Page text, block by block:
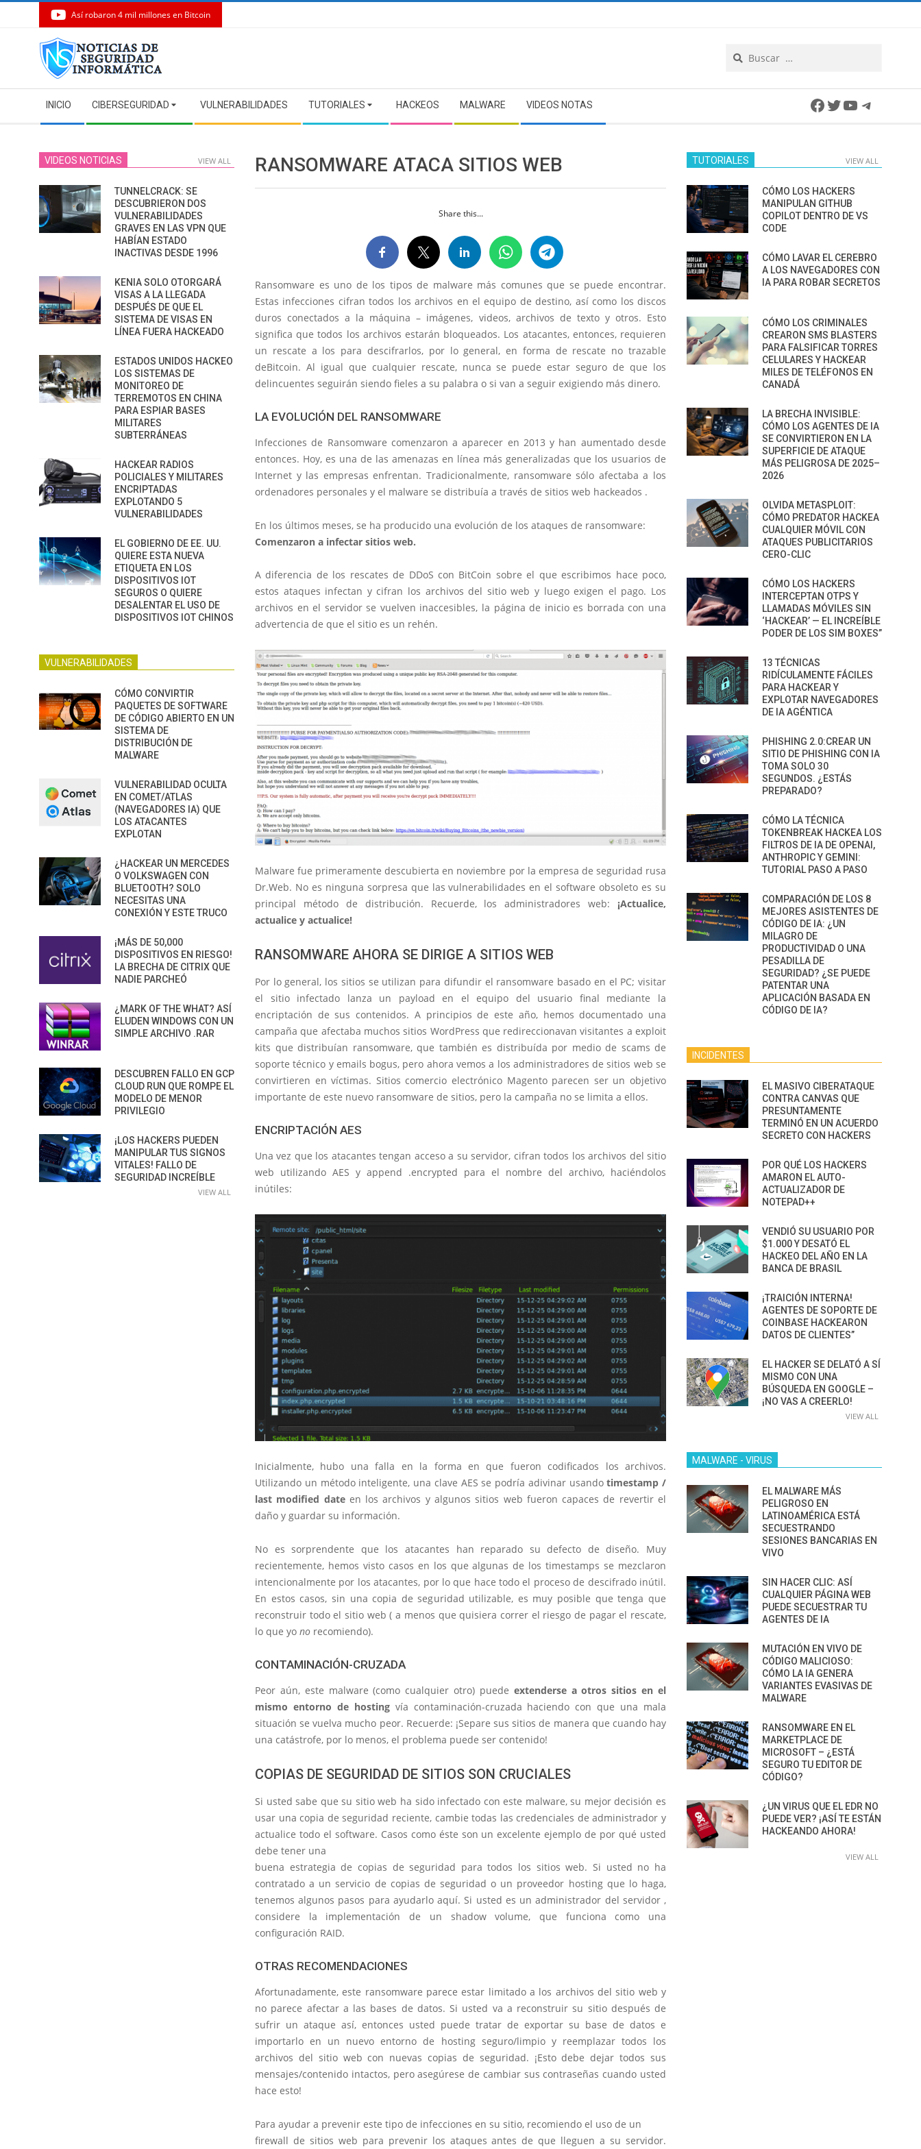
Así robaron 4 mil millones en Bitcoin
Navigation
Menu
INICIO CIBERSEGURIDAD VULNERABILIDADES TUTORIALES HACKEOS MALWARE VIDEOS NOTAS Facebook
Twitter
YouTube
RANSOMWARE ATACA SITIOS WEB
Share this...
Ransomware es uno de los tipos de malware más comunes que se puede encontrar.
Estas infecciones cifran todos los archivos en el equipo de destino, así como los discos
duros conectados a la máquina – imágenes, videos, archivos de texto y otros. Esto
significa que todos los archivos estarán bloqueados. Los atacantes, entonces, requieren
un rescate a los para descifrarlos, por lo general, en forma de rescate no trazable
deBitcoin. Al igual que cualquier rescate, nunca se puede estar seguro de que los
delincuentes seguirán siendo fieles a su palabra o si van a seguir exigiendo más dinero.
LA EVOLUCIÓN DEL RANSOMWARE
Infecciones de Ransomware comenzaron a aparecer en 2013 y han aumentado desde
entonces. Hoy, es una de las amenazas en línea más generalizadas que los usuarios de
Internet y las empresas enfrentan. Tradicionalmente, ransomware sólo afectaba a los
ordenadores personales y el malware se distribuía a través de sitios web hackeados .
En los últimos meses, se ha producido una evolución de los ataques de ransomware:
Comenzaron a infectar sitios web.
A diferencia de los rescates de DDoS con BitCoin sobre el que escribimos hace poco,
estos ataques infectan y cifran los archivos del sitio web y luego exigen el pago. Los
archivos en el servidor se vuelven inaccesibles, la página de inicio es borrada con una
advertencia de que el sitio es un rehén.
Malware fue primeramente descubierta en noviembre por la empresa de seguridad rusa
Dr.Web. No es ninguna sorpresa que las vulnerabilidades en el software obsoleto es su
principal método de distribución. Recuerde, los administradores web: ¡Actualice,
actualice y actualice!
RANSOMWARE AHORA SE DIRIGE A SITIOS WEB
Por lo general, los sitios se utilizan para difundir el ransomware basado en el PC; visitar
el sitio infectado lanza un payload en el equipo del usuario final mediante la
encriptación de sus contenidos. A principios de este año, hemos documentado una
campaña que afectaba muchos sitios WordPress que redireccionavan visitantes a exploit
kits que distribuían ransomware, que también es distribuída por medio de scams de
soporte técnico y emails bogus, pero ahora vemos a los administradores de sitios web se
convirtieren en víctimas. Sitios comercio electrónico Magento parecen ser un objetivo
importante de este nuevo ransomware de sitios, pero la campaña no se limita a ellos.
ENCRIPTACIÓN AES
Una vez que los atacantes tengan acceso a su servidor, cifran todos los archivos del sitio
web utilizando AES y append .encrypted para el nombre del archivo, haciéndolos
inútiles:
Inicialmente, hubo una falla en la forma en que fueron codificados los archivos.
Utilizando un método inteligente, una clave AES se podría adivinar usandotimestamp /
last modified dateen los archivos y algunos sitios web fueron capaces de revertir el
daño y guardar su información.
No es sorprendente que los atacantes han reparado su defecto de diseño. Muy
recientemente, hemos visto casos en los que algunas de los timestamps se mezclaron
intencionalmente por los atacantes, por lo que hace todo el proceso de descifrado inútil.
En estos casos, sin una copia de seguridad utilizable, es muy posible que tenga que
reconstruir todo el sitio web ( a menos que quisiera correr el riesgo de pagar el rescate,
lo que yo no recomiendo).
CONTAMINACIÓN-CRUZADA
Peor aún, este malware (como cualquier otro) puede extenderse a otros sitios en el
mismo entorno de hostingvía contaminación-cruzada haciendo con que una mala
situación se vuelva mucho peor. Recuerde: ¡Separe sus sitios de manera que cuando hay
una catástrofe, por lo menos, el problema puede ser contenido!
COPIAS DE SEGURIDAD DE SITIOS SON CRUCIALES
Si usted sabe que su sitio web ha sido infectado con este malware, su mejor decisión es
usar una copia de seguridad reciente, cambie todas las credenciales de administrador y
actualice todo el software. Casos como éste son un excelente ejemplo de por qué usted
debe tener una
buena estrategia de copias de seguridad para todos los sitios web. Si usted no ha
contratado a un servicio de copias de seguridad o un proveedor hosting que lo haga,
tenemos algunos pasos para ayudarlo aquí. Si usted es un administrador del servidor ,
considere la implementación de un shadow volume, que funciona como una
configuración RAID.
OTRAS RECOMENDACIONES
Afortunadamente, este ransomware parece estar limitado a los archivos del sitio web y
no parece afectar a las bases de datos. Si usted va a reconstruir su sitio después de
sufrir un ataque así, entonces usted puede tratar de exportar su base de datos e
importarlo en un nuevo entorno de hosting seguro/limpio y reemplazar todos los
archivos del sitio web con nuevas copias de seguridad. ¡Esto debe dejar todos sus
mensajes/contenido intactos, pero asegúrese de cambiar sus contraseñas cuando usted
hace esto!
Para ayudar a prevenir este tipo de infecciones en su sitio, recomiendo el uso de un
firewall de sitios web para prevenir los ataques antes de que lleguen a su servidor.
VIDEOS NOTICIAS VIEW ALL
TUNNELCRACK: SE
DESCUBRIERON DOS
VULNERABILIDADES
GRAVES EN LAS VPN QUE
HABÍAN ESTADO
INACTIVAS DESDE 1996
KENIA SOLO OTORGARÁ
VISAS A LA LLEGADA
DESPUÉS DE QUE EL
SISTEMA DE VISAS EN
LÍNEA FUERA HACKEADO
ESTADOS UNIDOS HACKEO
LOS SISTEMAS DE
MONITOREO DE
TERREMOTOS EN CHINA
PARA ESPIAR BASES
MILITARES
SUBTERRÁNEAS
HACKEAR RADIOS
POLICIALES Y MILITARES
ENCRIPTADAS
EXPLOTANDO 5
VULNERABILIDADES
EL GOBIERNO DE EE. UU.
QUIERE ESTA NUEVA
ETIQUETA EN LOS
DISPOSITIVOS IOT
SEGUROS O QUIERE
DESALENTAR EL USO DE
DISPOSITIVOS IOT CHINOS
VULNERABILIDADES
CÓMO CONVIRTIR
PAQUETES DE SOFTWARE
DE CÓDIGO ABIERTO EN UN
SISTEMA DE
DISTRIBUCIÓN DE
MALWARE
VULNERABILIDAD OCULTA
EN COMET/ATLAS
(NAVEGADORES IA) QUE
LOS ATACANTES
EXPLOTAN
¿HACKEAR UN MERCEDES
O VOLKSWAGEN CON
BLUETOOTH? SOLO
NECESITAS UNA
CONEXIÓN Y ESTE TRUCO
¡MÁS DE 50,000
DISPOSITIVOS EN RIESGO!
LA BRECHA DE CITRIX QUE
NADIE PARCHEÓ
¿MARK OF THE WHAT? ASÍ
ELUDEN WINDOWS CON UN
SIMPLE ARCHIVO .RAR
DESCUBREN FALLO EN GCP
CLOUD RUN QUE ROMPE EL
MODELO DE MENOR
PRIVILEGIO
¡LOS HACKERS PUEDEN
MANIPULAR TUS SIGNOS
VITALES! FALLO DE
SEGURIDAD INCREÍBLE
VIEW ALL
TUTORIALES VIEW ALL
CÓMO LOS HACKERS
MANIPULAN GITHUB
COPILOT DENTRO DE VS
CODE
CÓMO LAVAR EL CEREBRO
A LOS NAVEGADORES CON
IA PARA ROBAR SECRETOS
CÓMO LOS CRIMINALES
CREARON SMS BLASTERS
PARA FALSIFICAR TORRES
CELULARES Y HACKEAR
MILES DE TELÉFONOS EN
CANADÁ
LA BRECHA INVISIBLE:
CÓMO LOS AGENTES DE IA
SE CONVIRTIERON EN LA
SUPERFICIE DE ATAQUE
MÁS PELIGROSA DE 2025–
2026
OLVIDA METASPLOIT:
CÓMO PREDATOR HACKEA
CUALQUIER MÓVIL CON
ATAQUES PUBLICITARIOS
CERO-CLIC
CÓMO LOS HACKERS
INTERCEPTAN OTPS Y
LLAMADAS MÓVILES SIN
‘HACKEAR’ — EL INCREÍBLE
PODER DE LOS SIM BOXES”
13 TÉCNICAS
RIDÍCULAMENTE FÁCILES
PARA HACKEAR Y
EXPLOTAR NAVEGADORES
DE IA AGÉNTICA
PHISHING 2.0:CREAR UN
SITIO DE PHISHING CON IA
TOMA SOLO 30
SEGUNDOS. ¿ESTÁS
PREPARADO?
CÓMO LA TÉCNICA
TOKENBREAK HACKEA LOS
FILTROS DE IA DE OPENAI,
ANTHROPIC Y GEMINI:
TUTORIAL PASO A PASO
COMPARACIÓN DE LOS 8
MEJORES ASISTENTES DE
CÓDIGO DE IA: ¿UN
MILAGRO DE
PRODUCTIVIDAD O UNA
PESADILLA DE
SEGURIDAD? ¿SE PUEDE
PATENTAR UNA
APLICACIÓN BASADA EN
CÓDIGO DE IA?
INCIDENTES
EL MASIVO CIBERATAQUE
CONTRA CANVAS QUE
PRESUNTAMENTE
TERMINÓ EN UN ACUERDO
SECRETO CON HACKERS
POR QUÉ LOS HACKERS
AMARON EL AUTO-
ACTUALIZADOR DE
NOTEPAD++
VENDIÓ SU USUARIO POR
$1.000 Y DESATÓ EL
HACKEO DEL AÑO EN LA
BANCA DE BRASIL
¡TRAICIÓN INTERNA!
AGENTES DE SOPORTE DE
COINBASE HACKEARON
DATOS DE CLIENTES”
EL HACKER SE DELATÓ A SÍ
MISMO CON UNA
BÚSQUEDA EN GOOGLE –
¡NO VAS A CREERLO!
VIEW ALL
MALWARE - VIRUS
EL MALWARE MÁS
PELIGROSO EN
LATINOAMÉRICA ESTÁ
SECUESTRANDO
SESIONES BANCARIAS EN
VIVO
SIN HACER CLIC: ASÍ
CUALQUIER PÁGINA WEB
PUEDE SECUESTRAR TU
AGENTES DE IA
MUTACIÓN EN VIVO DE
CÓDIGO MALICIOSO:
CÓMO LA IA GENERA
VARIANTES EVASIVAS DE
MALWARE
RANSOMWARE EN EL
MARKETPLACE DE
MICROSOFT – ¿ESTÁ
SEGURO TU EDITOR DE
CÓDIGO?
¿UN VIRUS QUE EL EDR NO
PUEDE VER? ¡ASÍ TE ESTÁN
HACKEANDO AHORA!
VIEW ALL